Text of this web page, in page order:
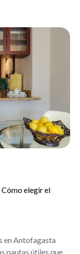
elegir el
en Antofagasta
pautas útiles que